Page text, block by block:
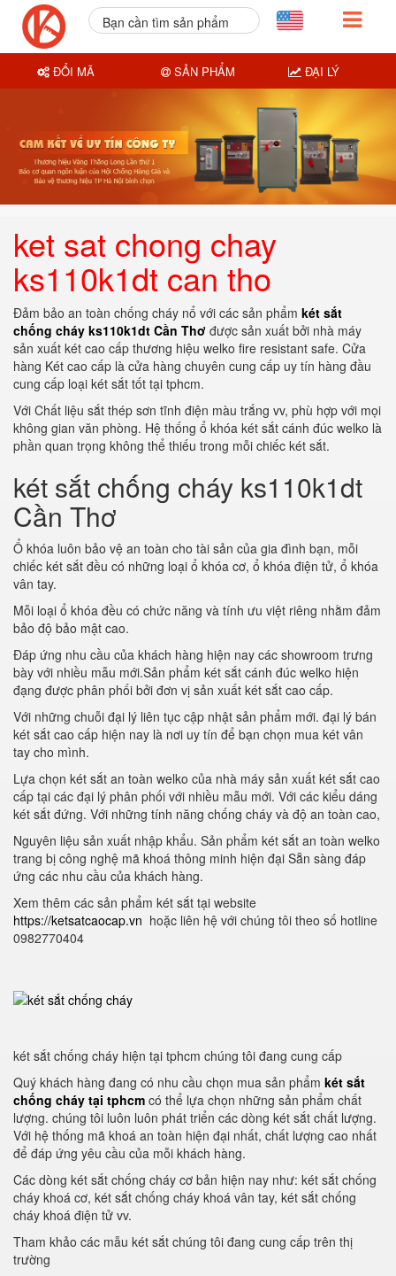
ket sat chong chay
ks110k1dt can tho
Đảm bảo an toàn chống cháy nổ với các sản phẩm két sắt
chống cháy ks110k1dt Cần Thơ được sản xuất bởi nhà máy
sản xuất két cao cấp thương hiệu welko fire resistant safe. Cửa
hàng Két cao cấp là cửa hàng chuyên cung cấp uy tín hàng đầu
cung cấp loại két sắt tốt tại tphcm.
Với Chất liệu sắt thép sơn tĩnh điện màu trắng vv, phù hợp với mọi
không gian văn phòng. Hệ thống ổ khóa két sắt cánh đúc welko là
phần quan trọng không thể thiếu trong mỗi chiếc két sắt.
két sắt chống cháy ks110k1dt
Cần Thơ
Ổ khóa luôn bảo vệ an toàn cho tài sản của gia đình bạn, mỗi
chiếc két sắt đều có những loại ổ khóa cơ, ổ khóa điện tử, ổ khóa
vân tay.
Mỗi loại ổ khóa đều có chức năng và tính ưu việt riêng nhằm đảm
bảo độ bảo mật cao.
Đáp ứng nhu cầu của khách hàng hiện nay các showroom trưng
bày với nhiều mẫu mới.Sản phẩm két sắt cánh đúc welko hiện
đạng được phân phối bởi đơn vị sản xuất két sắt cao cấp.
Với những chuỗi đại lý liên tục cập nhật sản phẩm mới. đại lý bán
két sắt cao cấp hiện nay là nơi uy tín để bạn chọn mua két vân
tay cho mình.
Lựa chọn két sắt an toàn welko của nhà máy sản xuất két sắt cao
cấp tại các đại lý phân phối với nhiều mẫu mới. Với các kiểu dáng
két sắt đứng. Với những tính năng chống cháy và độ an toàn cao,
Nguyên liệu sản xuất nhập khẩu. Sản phẩm két sắt an toàn welko
trang bị công nghệ mã khoá thông minh hiện đại Sẵn sàng đáp
ứng các nhu cầu của khách hàng.
Xem thêm các sản phẩm két sắt tại website
https://ketsatcaocap.vn hoặc liên hệ với chúng tôi theo số hotline
0982770404
két sắt chống cháy hiện tại tphcm chúng tôi đang cung cấp
Quý khách hàng đang có nhu cầu chọn mua sản phẩm két sắt
chống cháy tại tphcm có thể lựa chọn những sản phẩm chất
lượng. chúng tôi luôn luôn phát triển các dòng két sắt chất lượng.
Với hệ thống mã khoá an toàn hiện đại nhất, chất lượng cao nhất
để đáp ứng yêu cầu của mỗi khách hàng.
Các dòng két sắt chống cháy cơ bản hiện nay như: két sắt chống
cháy khoá cơ, két sắt chống cháy khoá vân tay, két sắt chống
cháy khoá điện tử vv.
Tham khảo các mẫu két sắt chúng tôi đang cung cấp trên thị
trường
Bạn cần tìm sản phẩm
ĐỔI MÃ SẢN PHẨM ĐẠI LÝ